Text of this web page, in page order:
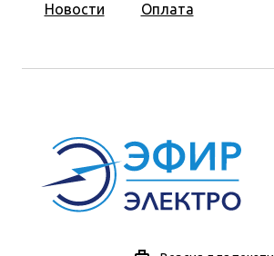
Новости
Оплата